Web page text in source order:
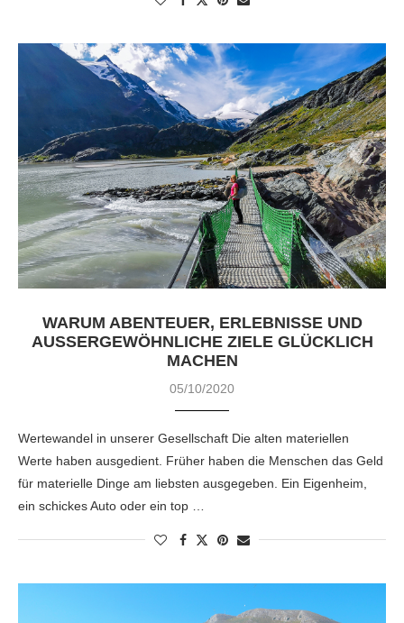
WARUM ABENTEUER, ERLEBNISSE UND
AUSSERGEWÖHNLICHE ZIELE GLÜCKLICH M
ACHEN
05/10/2020
Wertewandel in unserer Gesellschaft Die alten materiellen
Werte haben ausgedient. Früher haben die Menschen das Geld
für materielle Dinge am liebsten ausgegeben. Ein Eigenheim,
ein schickes Auto oder ein top …